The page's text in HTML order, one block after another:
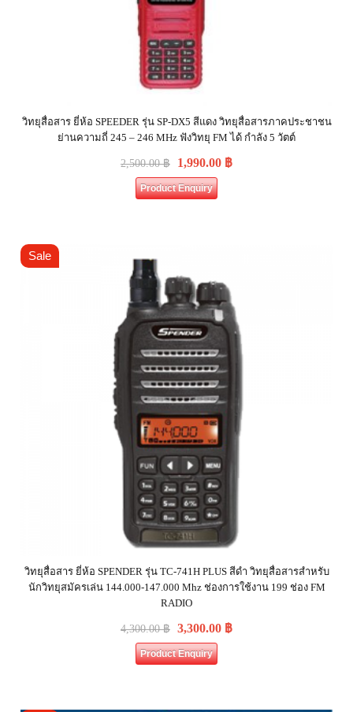
วิทยุสื่อสาร ยี่ห้อ SPEEDER รุ่น SP-DX5 สีแดง วิทยุสื่อสารภาคประชาชน
ย่านความถี่ 245 – 246 MHz ฟังวิทยุ FM ได้ กำลัง 5 วัตต์
2,500.00฿ 1,990.00 ฿
Product Enquiry
Sale
วิทยุสื่อสาร ยี่ห้อ SPENDER รุ่น TC-741H PLUS สีดำ วิทยุสื่อสารสำหรับ
นักวิทยุสมัครเล่น 144.000-147.000 Mhz ช่องการใช้งาน 199 ช่อง FM
RADIO
4,300.00฿ 3,300.00 ฿
Product Enquiry